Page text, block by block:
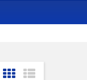
Affichage de la grille